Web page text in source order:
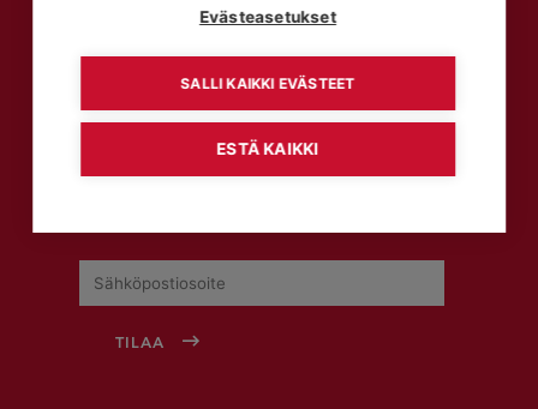
Talement-asiakaslehti
Evästeasetukset
SALLI KAIKKI EVÄSTEET
ESTÄ KAIKKI